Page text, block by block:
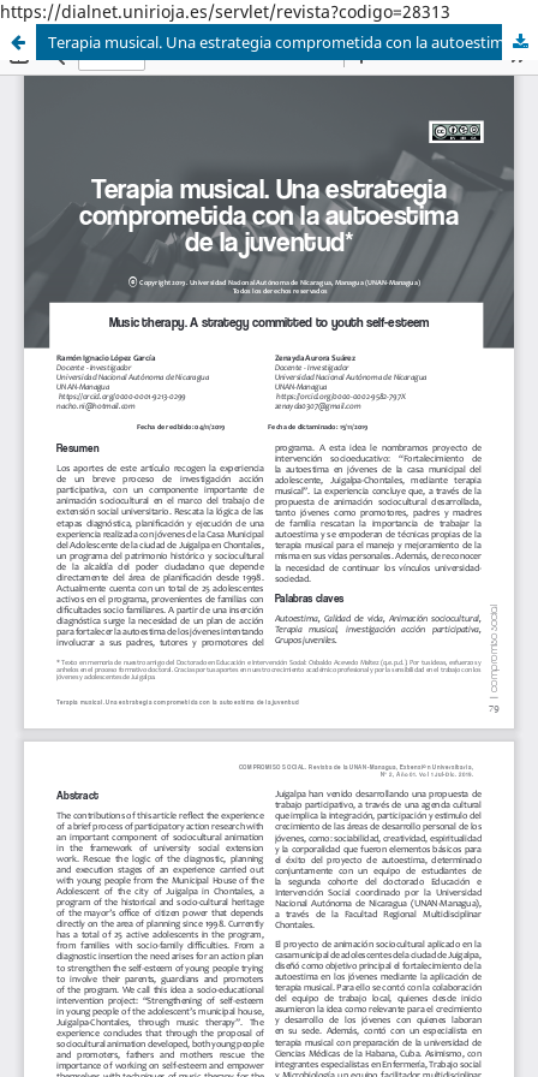
https://dialnet.unirioja.es/servlet/revista?codigo=28313
Terapia musical. Una estrategia comprometida con la autoestima de la juventud